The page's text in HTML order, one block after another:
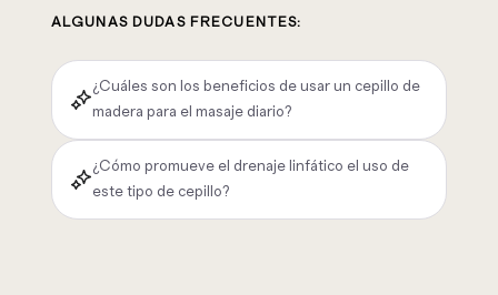
ALGUNAS DUDAS FRECUENTES:
¿Cuáles son los beneficios de usar un cepillo de
madera para el masaje diario?
¿Cómo promueve el drenaje linfático el uso de
este tipo de cepillo?